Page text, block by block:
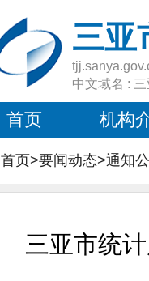
三亚
中文域名 :
首页 机构
首页>要闻动态>通知
三亚市统